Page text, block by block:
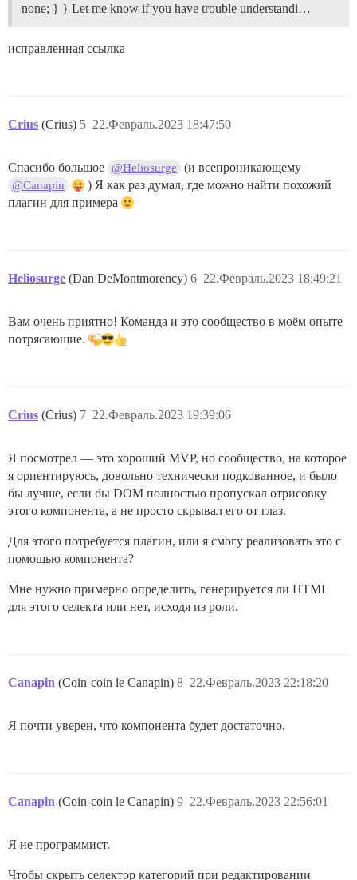
none; } } Let me know if you have trouble understandi…
исправленная ссылка
Crius (Crius) 22.Февраль.2023 18:47:50
5
Спасибо большое @Heliosurge (и всепроникающему
@Canapin
) Я как раз думал, где можно найти похожий
плагин для примера
Heliosurge (Dan DeMontmorency) 22.Февраль.2023 18:49:21
6
Вам очень приятно! Команда и это сообщество в моём опыте
потрясающие.
Crius (Crius) 22.Февраль.2023 19:39:06
7
Я посмотрел — это хороший MVP, но сообщество, на которое
я ориентируюсь, довольно технически подкованное, и было
бы лучше, если бы DOM полностью пропускал отрисовку
этого компонента, а не просто скрывал его от глаз.
Для этого потребуется плагин, или я смогу реализовать это с
помощью компонента?
Мне нужно примерно определить, генерируется ли HTML
для этого селекта или нет, исходя из роли.
Canapin (Coin-coin le Canapin) 22.Февраль.2023 22:18:20
8
Я почти уверен, что компонента будет достаточно.
Canapin (Coin-coin le Canapin) 22.Февраль.2023 22:56:01
9
Я не программист.
Чтобы скрыть селектор категорий при редактировании